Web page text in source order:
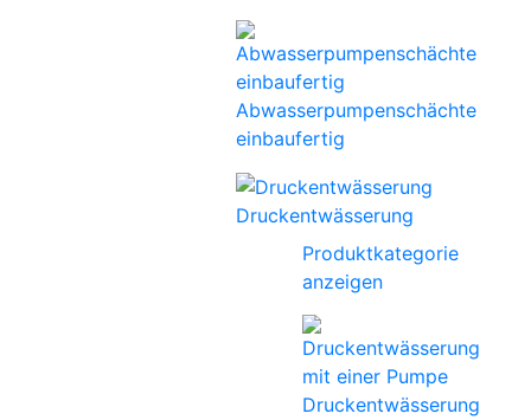
Abwasserpumpenschächte
einbaufertig
Druckentwässerung
Produktkategorie
anzeigen
Druckentwässerung